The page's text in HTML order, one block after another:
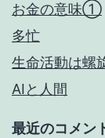
お金の意味①
多忙
生命活動は螺
AIと人間
最近のコメン